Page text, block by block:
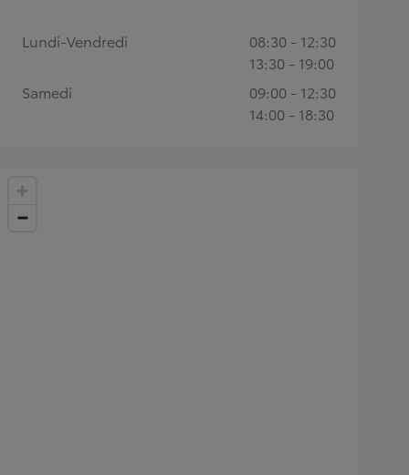
Lundi-Vendredi
08:30 - 12:30
13:30 - 19:00
Samedi
09:00 - 12:30
14:00 - 18:30